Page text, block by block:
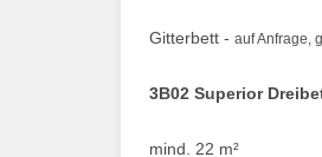
Gitterbett - auf Anfrage,
3B02 Superior
mind. 22 m²